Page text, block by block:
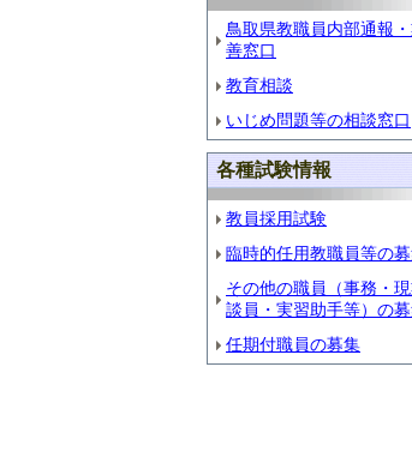
鳥取県教職員内部通報
善窓口
教育相談
いじめ問題等の相談窓口
各種試験情報
教員採用試験
臨時的任用教職員等の
その他の職員（事務・
談員・実習助手等）の
任期付職員の募集